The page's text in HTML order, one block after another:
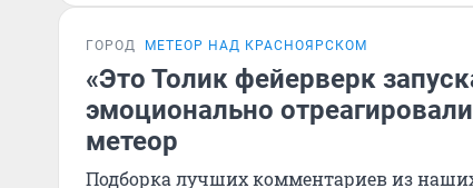
ГОРОД МЕТЕОР НАД КРАСНОЯРСКОМ
«Это Толик фейерверк
эмоционально
метеор
Подборка лучших комментариев из